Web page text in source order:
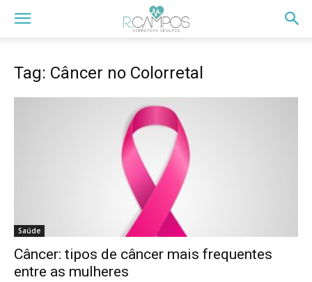
Tag: Câncer no Colorretal
Saúde
Câncer: tipos de câncer mais frequentes
entre as mulheres